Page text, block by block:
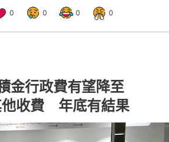
0 0 0 0
金行政費有望降至
收費 年底有結果